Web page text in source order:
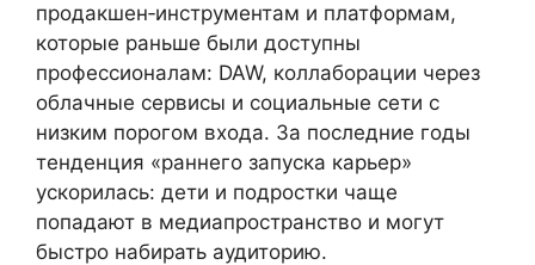
продакшен‑инструментам и платформам,
которые раньше были доступны
профессионалам: DAW, коллаборации через
облачные сервисы и социальные сети с
низким порогом входа. За последние годы
тенденция «раннего запуска карьер»
ускорилась: дети и подростки чаще
попадают в медиапространство и могут
быстро набирать аудиторию.